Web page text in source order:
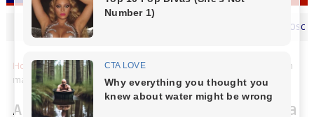
MENSAGEM DIA DOS PAIS Secretário de Fazenda Maurício Osciany
Home Economia
Arrecadação federal em outubro fecha com
maior resultado em 30 anos
Arrecadação federal em outubro fecha